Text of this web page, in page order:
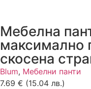
Мебелна
максимално
скосена
Blum, Мебелни панти
7.69 € (15.04 лв.)